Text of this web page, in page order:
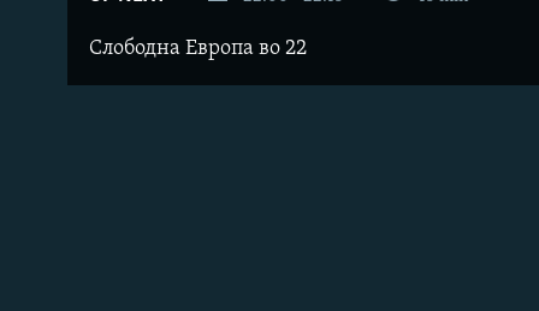
Слободна Европа во 22